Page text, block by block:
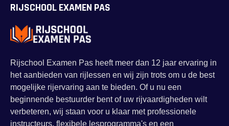
RIJSCHOOL EXAMEN PAS
Rijschool Examen Pas heeft meer dan 12 jaar ervaring in
het aanbieden van rijlessen en wij zijn trots om u de best
mogelijke rijervaring aan te bieden. Of u nu een
beginnende bestuurder bent of uw rijvaardigheden wilt
verbeteren, wij staan voor u klaar met professionele
instructeurs, flexibele lesprogramma's en een